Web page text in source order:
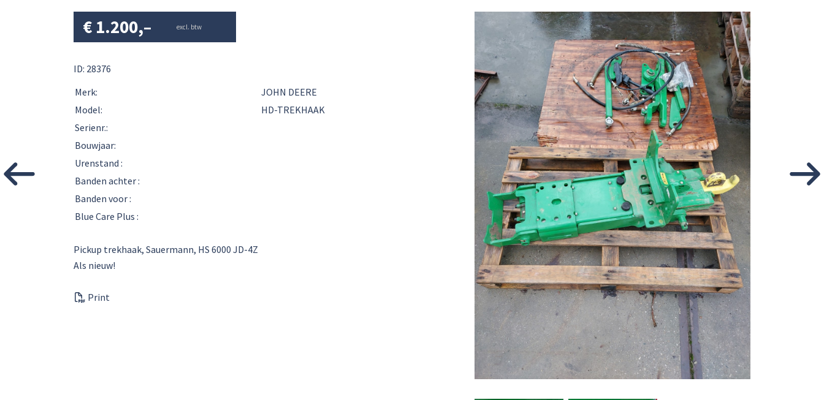
€ 1.200,– excl. btw
ID: 28376
Merk:
JOHN DEERE
Model:
HD-TREKHAAK
Serienr.:
Bouwjaar:
Urenstand :
Banden achter :
Banden voor :
Blue Care Plus :
Pickup trekhaak, Sauermann, HS 6000 JD-4Z
Als nieuw!
Print